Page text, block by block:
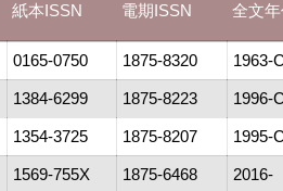
紙本ISSN 電期ISSN 全文
0165-0750 1875-8320 1963-
1384-6299 1875-8223 1996-
1354-3725 1875-8207 1995-
1569-755X 1875-6468 2016-